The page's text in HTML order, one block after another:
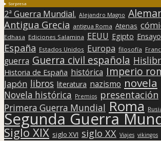
Sorpresa
2ª Guerra Mundial. Alejandro Magno
Antigua Grecia antigua Roma Atenas
Edhasa Ediciones Salamina EEUU Egipto Ensayo
España Estados Unidos Europa filosofía
guerra Guerra civil española
Historia de España histórica Imperio
Japón libros literatura nazismo novela
Novela histórica Premios presentación
Primera Guerra Mundial Roma
Segunda Guerra
Siglo XIX siglo XVI siglo XX Viajes vikingos